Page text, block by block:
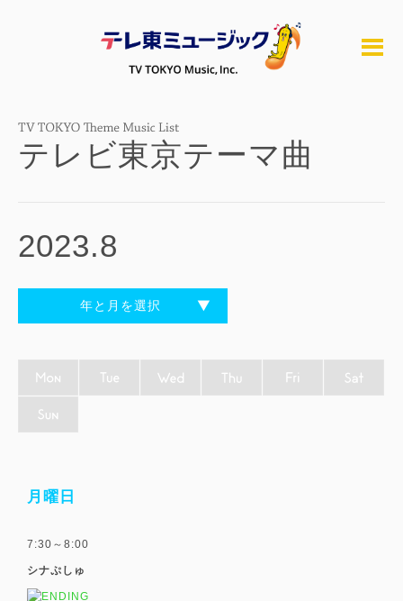
テレビ東京テーマ曲
2023.8
年と月を選択
月曜日
7:30～8:00
シナぷしゅ